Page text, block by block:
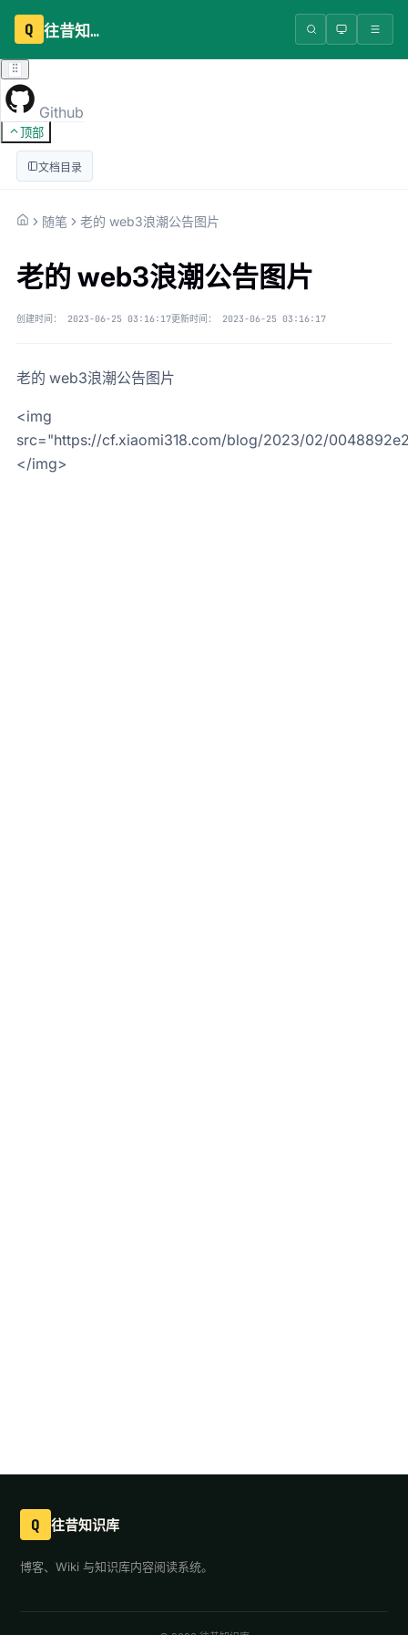
Q 往昔知识库
Github
顶部
文档目录
随笔 老的 web3浪潮公告图片
老的 web3浪潮公告图片
创建时间： 2023-06-25 03:16:17更新时间： 2023-06-25 03:16:17
老的 web3浪潮公告图片
<img
src="https://cf.xiaomi318.com/blog/2023/02/
</img>
Q 往昔知识库
博客、Wiki 与知识库内容阅读系统。